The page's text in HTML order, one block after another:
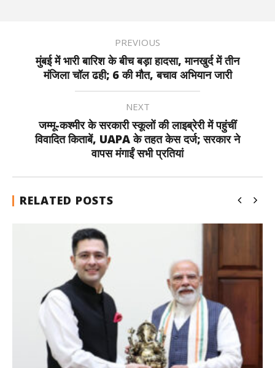
PREVIOUS
मुंबई में भारी बारिश के बीच बड़ा हादसा, मानखुर्द में तीन
मंजिला चॉल ढही; 6 की मौत, बचाव अभियान जारी
NEXT
जम्मू-कश्मीर के सरकारी स्कूलों की लाइब्रेरी में पहुंचीं
विवादित किताबें, UAPA के तहत केस दर्ज; सरकार ने
वापस मंगाईं सभी प्रतियां
RELATED POSTS